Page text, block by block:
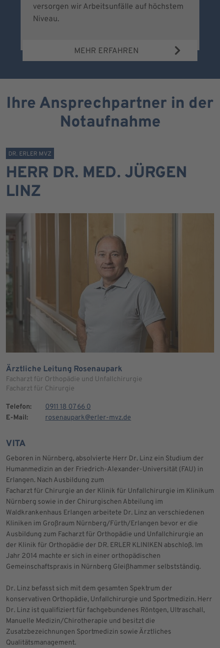
versorgen wir Arbeitsunfälle auf höchstem
Niveau.
MEHR ERFAHREN
Ihre Ansprechpartner in der
Notaufnahme
DR. ERLER MVZ
HERR DR. MED. JÜRGEN
LINZ
Ärztliche Leitung Rosenaupark
Facharzt für Orthopädie und Unfallchirurgie
Facharzt für Chirurgie
Telefon:
0911 18 07 66 0
E-Mail:
rosenaupark@erler-mvz.de
VITA
Geboren in Nürnberg, absolvierte Herr Dr. Linz ein Studium der
Humanmedizin an der Friedrich-Alexander-Universität (FAU) in
Erlangen. Nach Ausbildung zum
Facharzt für Chirurgie an der Klinik für Unfallchirurgie im Klinikum
Nürnberg sowie in der Chirurgischen Abteilung im
Waldkrankenhaus Erlangen arbeitete Dr. Linz an verschiedenen
Kliniken im Großraum Nürnberg/Fürth/Erlangen bevor er die
Ausbildung zum Facharzt für Orthopädie und Unfallchirurgie an
der Klinik für Orthopädie der DR. ERLER KLINIKEN abschloß. Im
Jahr 2014 machte er sich in einer orthopädischen
Gemeinschaftspraxis in Nürnberg Gleißhammer selbstständig.
Dr. Linz befasst sich mit dem gesamten Spektrum der
konservativen Orthopädie, Unfallchirurgie und Sportmedizin. Herr
Dr. Linz ist qualifiziert für fachgebundenes Röntgen, Ultraschall,
Manuelle Medizin/Chirotherapie und besitzt die
Zusatzbezeichnungen Sportmedizin sowie Ärztliches
Qualitätsmanagement.